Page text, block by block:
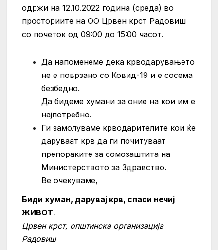
одржи на 12.10.2022 година (среда) во
просториите на ОО Црвен крст Радовиш
со почеток од 09:00 до 15:00 часот.
Да напоменеме дека крводарувањето
не е поврзано со Ковид-19 и е сосема
безбедно.
Да бидеме хумани за оние на кои им е
најпотребно.
Ги замолуваме крводарителите кои ќе
даруваат крв да ги почитуваат
препораките за сомозаштита на
Министерството за Здравство.
Ве очекуваме,
Биди хуман, дарувај крв, спаси нечиј
ЖИВОТ.
Црвен крст, општинска организација
Радовиш